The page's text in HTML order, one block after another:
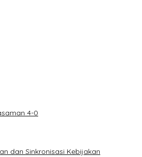
4-0
dan Sinkronisasi Kebijakan